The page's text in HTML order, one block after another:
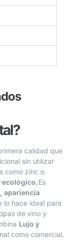
calidad que
sin utilizar
como zinc o
ecológico.Es
apariencia
lo hace ideal para
de vino y
Lujo y
como comercial.